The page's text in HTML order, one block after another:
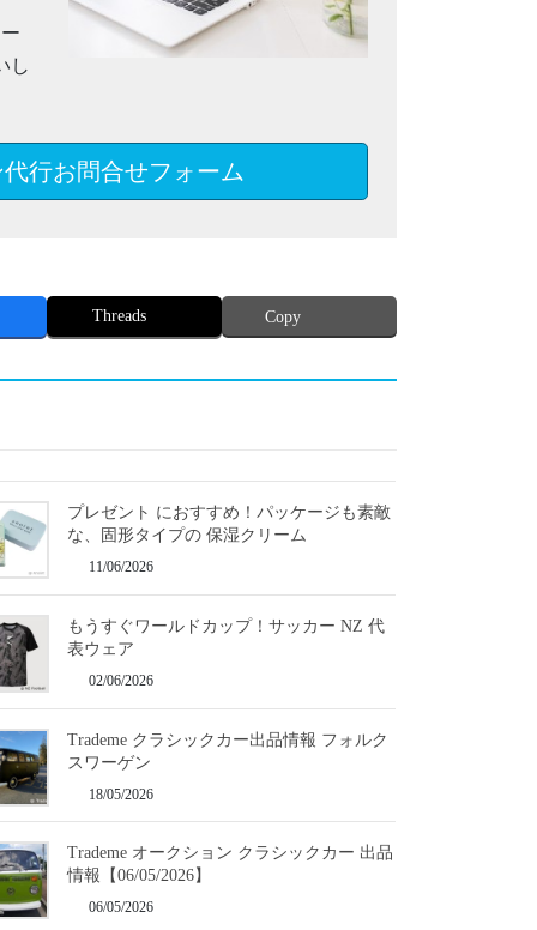
し
行お問合せフォーム
Threads Copy
プレゼント におすすめ！パッケージも素敵
な、固形タイプの 保湿クリーム
11/06/2026
もうすぐワールドカップ！サッカー NZ 代
表ウェア
02/06/2026
Trademe クラシックカー出品情報 フォルク
スワーゲン
18/05/2026
Trademe オークション クラシックカー 出品
情報【06/05/2026】
06/05/2026